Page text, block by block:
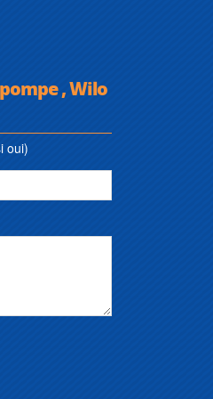
, Wilo
oui)